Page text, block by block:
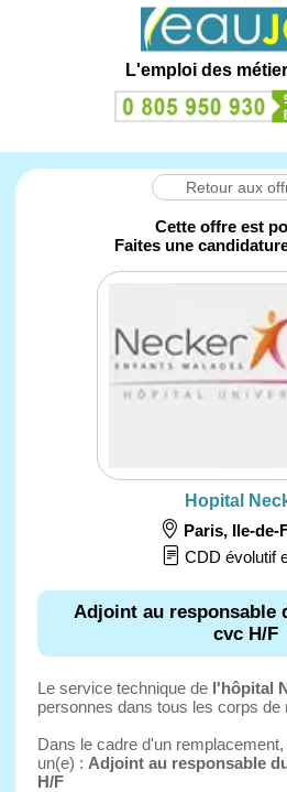
L'emploi des
Retour aux
Cette offre est
Faites une
Hopital
Paris, Ile-de-
CDD évolutif
Adjoint au responsable
cvc H/F
Le service technique de l'hôpital
personnes dans tous les corps de
Dans le cadre d'un
un(e) : Adjoint au responsable
H/F